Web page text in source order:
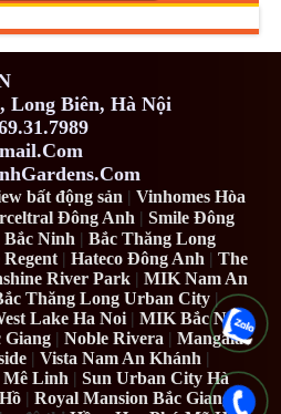
Long Biên, Hà Nội
bất động sản |Vinhomes Hòa
Đông Anh |Smile Đông
Bắc Ninh |Bắc Thăng Long
|Hateco Đông Anh |The
River Park |MIK Nam An
Thăng Long Urban City |
Lake Ha Noi | MIK Bắc Ninh
Giang |Noble Rivera |Mangala
|Vista Nam An Khánh |
Mê Linh |Sun Urban City Hà
|Royal Mansion Bắc Giang |